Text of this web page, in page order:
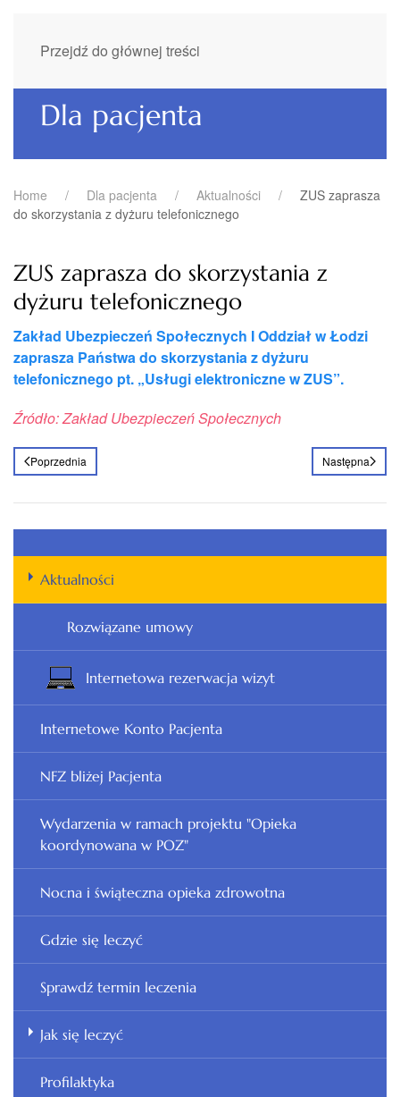
Przejdź do głównej treści
Dla pacjenta
Home Dla pacjenta Aktualności
ZUS zaprasza
do skorzystania z dyżuru telefonicznego
ZUS zaprasza do skorzystania z
dyżuru telefonicznego
Zakład Ubezpieczeń Społecznych I Oddział w Łodzi
zaprasza Państwa do skorzystania z dyżuru
telefonicznego pt. „Usługi elektroniczne w ZUS”.
Źródło: Zakład Ubezpieczeń Społecznych
Poprzednia Następna
Aktualności
Rozwiązane umowy
Internetowa rezerwacja wizyt
Internetowe Konto Pacjenta
NFZ bliżej Pacjenta
Wydarzenia w ramach projektu "Opieka
koordynowana w POZ"
Nocna i świąteczna opieka zdrowotna
Gdzie się leczyć
Sprawdź termin leczenia
Jak się leczyć
Profilaktyka